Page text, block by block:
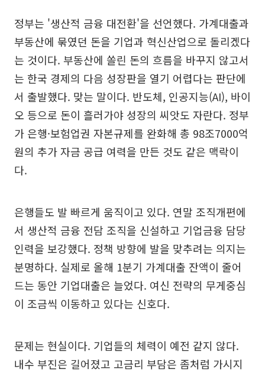
정부는 '생산적 금융 대전환'을 선언했다. 가계대출과
부동산에 묶였던 돈을 기업과 혁신산업으로 돌리겠다
는 것이다. 부동산에 쏠린 돈의 흐름을 바꾸지 않고서
는 한국 경제의 다음 성장판을 열기 어렵다는 판단에
서 출발했다. 맞는 말이다. 반도체, 인공지능(AI), 바이
오 등으로 돈이 흘러가야 성장의 씨앗도 자란다. 정부
가 은행·보험업권 자본규제를 완화해 총 98조7000억
원의 추가 자금 공급 여력을 만든 것도 같은 맥락이
다.
은행들도 발 빠르게 움직이고 있다. 연말 조직개편에
서 생산적 금융 전담 조직을 신설하고 기업금융 담당
인력을 보강했다. 정책 방향에 발을 맞추려는 의지는
분명하다. 실제로 올해 1분기 가계대출 잔액이 줄어
드는 동안 기업대출은 늘었다. 여신 전략의 무게중심
이 조금씩 이동하고 있다는 신호다.
문제는 현실이다. 기업들의 체력이 예전 같지 않다.
내수 부진은 길어졌고 고금리 부담은 좀처럼 가시지